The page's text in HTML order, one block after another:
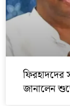
ফিরহাদদের
জানালেন